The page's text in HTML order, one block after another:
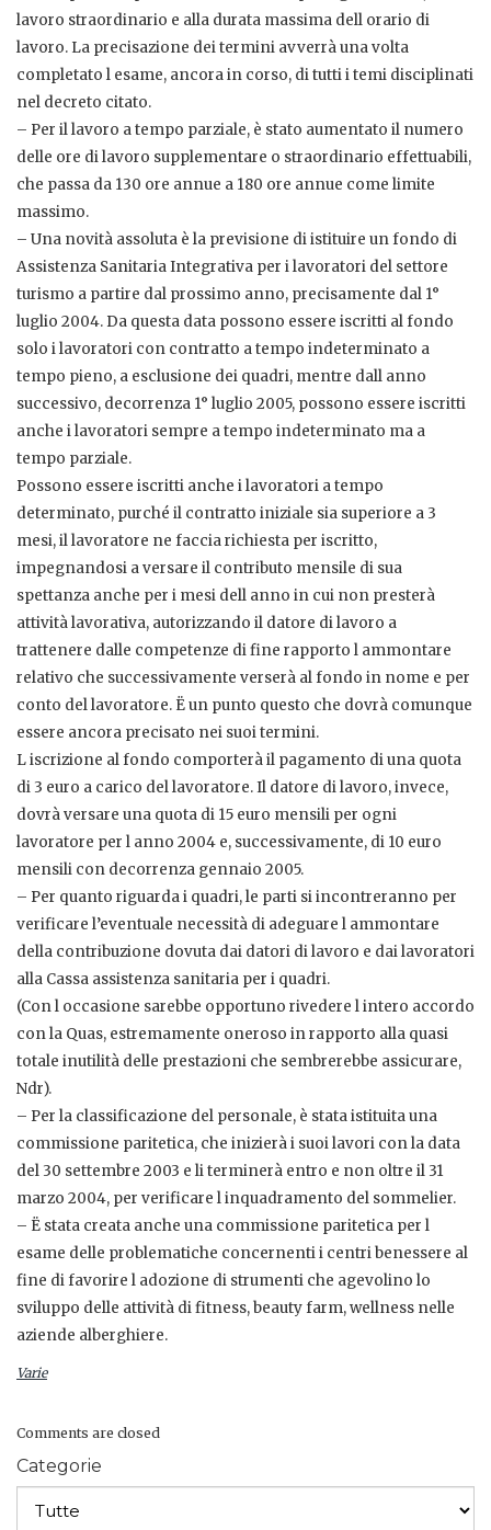
lavoro straordinario e alla durata massima dell orario di
lavoro. La precisazione dei termini avverrà una volta
completato l esame, ancora in corso, di tutti i temi disciplinati
nel decreto citato.
– Per il lavoro a tempo parziale, è stato aumentato il numero
delle ore di lavoro supplementare o straordinario effettuabili,
che passa da 130 ore annue a 180 ore annue come limite
massimo.
– Una novità assoluta è la previsione di istituire un fondo di
Assistenza Sanitaria Integrativa per i lavoratori del settore
turismo a partire dal prossimo anno, precisamente dal 1°
luglio 2004. Da questa data possono essere iscritti al fondo
solo i lavoratori con contratto a tempo indeterminato a
tempo pieno, a esclusione dei quadri, mentre dall anno
successivo, decorrenza 1° luglio 2005, possono essere iscritti
anche i lavoratori sempre a tempo indeterminato ma a
tempo parziale.
Possono essere iscritti anche i lavoratori a tempo
determinato, purché il contratto iniziale sia superiore a 3
mesi, il lavoratore ne faccia richiesta per iscritto,
impegnandosi a versare il contributo mensile di sua
spettanza anche per i mesi dell anno in cui non presterà
attività lavorativa, autorizzando il datore di lavoro a
trattenere dalle competenze di fine rapporto l ammontare
relativo che successivamente verserà al fondo in nome e per
conto del lavoratore. Ë un punto questo che dovrà comunque
essere ancora precisato nei suoi termini.
L iscrizione al fondo comporterà il pagamento di una quota
di 3 euro a carico del lavoratore. Il datore di lavoro, invece,
dovrà versare una quota di 15 euro mensili per ogni
lavoratore per l anno 2004 e, successivamente, di 10 euro
mensili con decorrenza gennaio 2005.
– Per quanto riguarda i quadri, le parti si incontreranno per
verificare l’eventuale necessità di adeguare l ammontare
della contribuzione dovuta dai datori di lavoro e dai lavoratori
alla Cassa assistenza sanitaria per i quadri.
(Con l occasione sarebbe opportuno rivedere l intero accordo
con la Quas, estremamente oneroso in rapporto alla quasi
totale inutilità delle prestazioni che sembrerebbe assicurare,
Ndr).
– Per la classificazione del personale, è stata istituita una
commissione paritetica, che inizierà i suoi lavori con la data
del 30 settembre 2003 e li terminerà entro e non oltre il 31
marzo 2004, per verificare l inquadramento del sommelier.
– Ë stata creata anche una commissione paritetica per l
esame delle problematiche concernenti i centri benessere al
fine di favorire l adozione di strumenti che agevolino lo
sviluppo delle attività di fitness, beauty farm, wellness nelle
aziende alberghiere.
Varie
Comments are closed
Categorie